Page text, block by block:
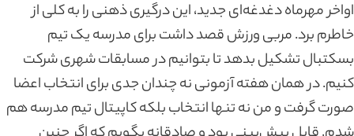
اواخر مهرماه دغدغه‌ای جدید، این درگیری ذهنی را به کلی از
خاطرم برد. مربی ورزش قصد داشت برای مدرسه یک تیم
بسکتبال تشکیل بدهد تا بتوانیم در مسابقات شهری شرکت
کنیم. در همان هفته آزمونی نه چندان جدی برای انتخاب اعضا
صورت گرفت و من نه تنها انتخاب بلکه کاپیتال تیم مدرسه هم